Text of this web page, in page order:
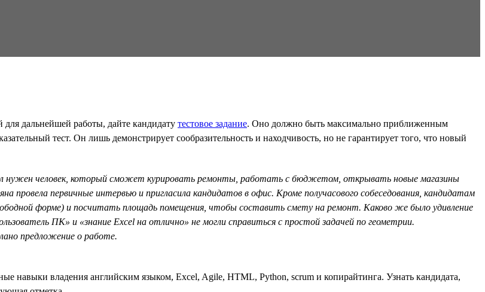
дальнейшей работы, дайте кандидату тестовое задание. Оно должно быть максимально приближенным
тест. Он лишь демонстрирует сообразительность и находчивость, но не гарантирует того, что новый
нужен человек, который сможет курировать ремонты, работать с бюджетом, открывать новые магазины
провела первичные интервью и пригласила кандидатов в офис. Кроме получасового собеседования, кандидатам
форме) и посчитать площадь помещения, чтобы составить смету на ремонт. Каково же было удивление
ПК» и «знание Excel на отлично» не могли справиться с простой задачей по геометрии.
предложение о работе.
навыки владения английским языком, Excel, Agile, HTML, Python, scrum и копирайтинга. Узнать кандидата,